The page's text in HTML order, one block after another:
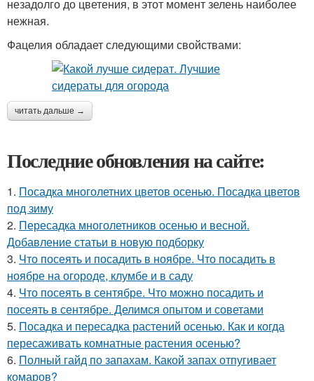
незадолго до цветения, в этот момент зелень наиболее
нежная.
Фацелия обладает следующими свойствами:
читать дальше →
Последние обновления на сайте:
1. Посадка многолетних цветов осенью. Посадка цветов
под зиму
2. Пересадка многолетников осенью и весной.
Добавление статьи в новую подборку
3. Что посеять и посадить в ноябре. Что посадить в
ноябре на огороде, клумбе и в саду
4. Что посеять в сентябре. Что можно посадить и
посеять в сентябре. Делимся опытом и советами
5. Посадка и пересадка растений осенью. Как и когда
пересаживать комнатные растения осенью?
6. Полный гайд по запахам. Какой запах отпугивает
комаров?